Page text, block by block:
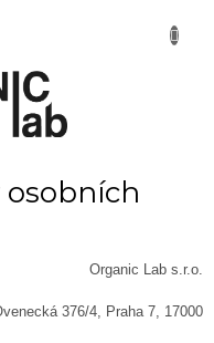
Organic Lab s.r.o.
376/4, Praha 7, 17000